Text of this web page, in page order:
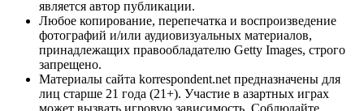
является автор публикации.
Любое копирование, перепечатка и воспроизведение
фотографий и/или аудиовизуальных материалов,
принадлежащих правообладателю Getty Images, строго
запрещено.
Материалы сайта korrespondent.net предназначены для
лиц старше 21 года (21+). Участие в азартных играх